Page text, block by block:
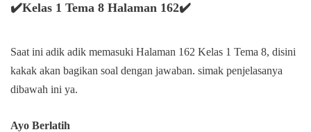
✔️Kelas 1 Tema 8 Halaman 162✔️
Saat ini adik adik memasuki Halaman 162 Kelas 1 Tema 8, disini
kakak akan bagikan soal dengan jawaban. simak penjelasanya
dibawah ini ya.
Ayo Berlatih